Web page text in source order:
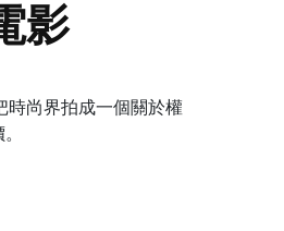
影
時尚界拍成一個關於權